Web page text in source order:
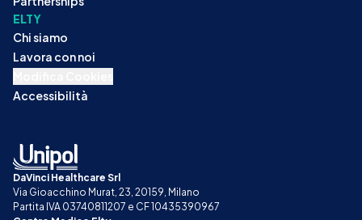
ELTY
Chi siamo
Lavora con noi
Accessibilità
DaVinci Healthcare Srl
Via Gioacchino Murat, 23, 20159, Milano
Partita IVA 03740811207 e CF 10435390967